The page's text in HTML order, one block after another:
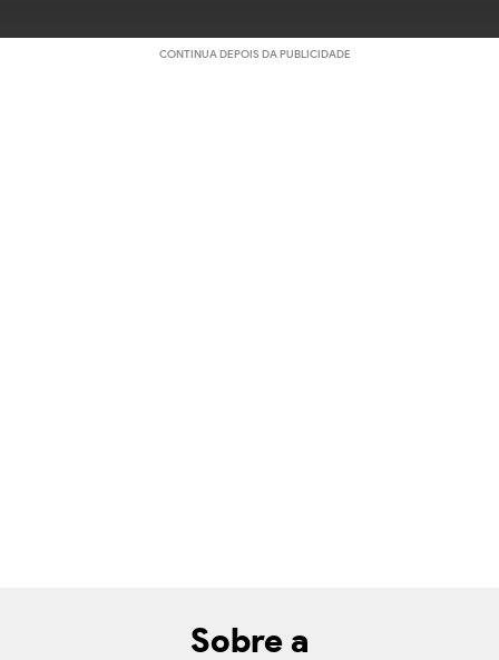
CONTINUA DEPOIS DA PUBLICIDADE
Sobre a